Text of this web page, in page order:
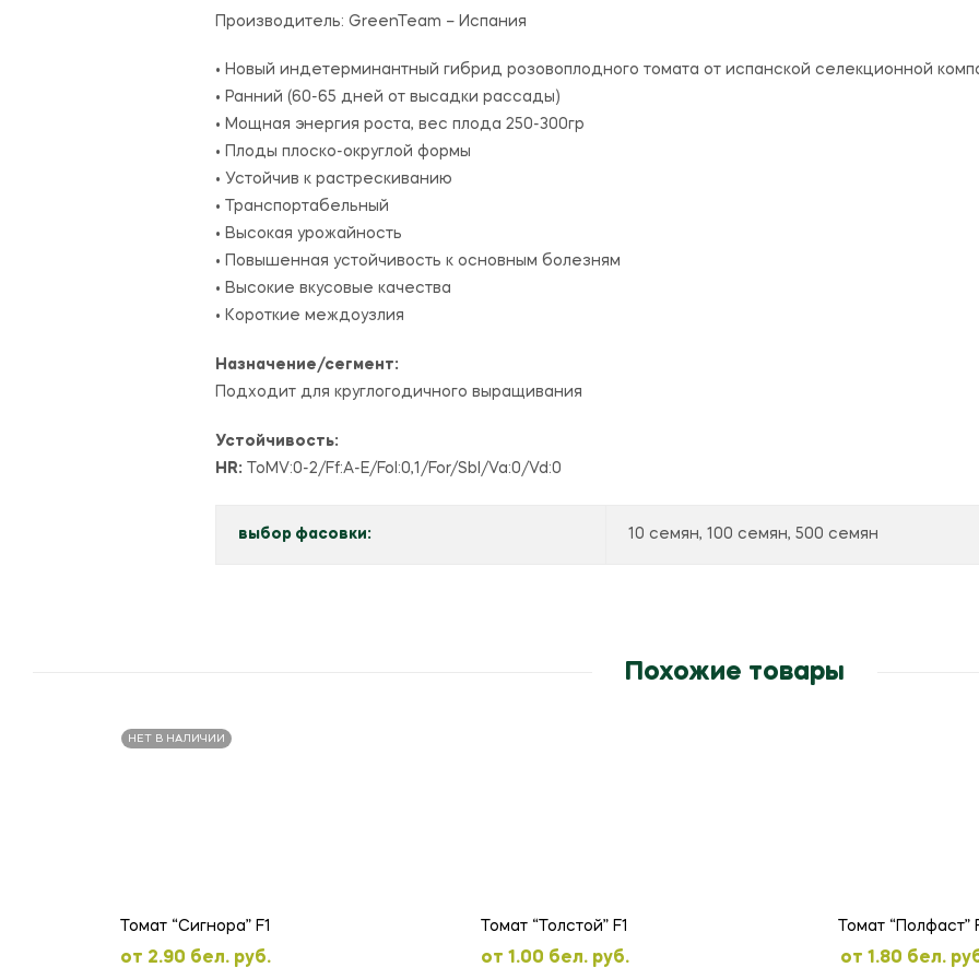
Производитель: GreenTeam – Испания
• Новый индетерминантный гибрид розовоплодного томата от испанской селекционной
• Ранний (60-65 дней от высадки рассады)
• Мощная энергия роста, вес плода 250-300гр
• Плоды плоско-округлой формы
• Устойчив к растрескиванию
• Транспортабельный
• Высокая урожайность
• Повышенная устойчивость к основным болезням
• Высокие вкусовые качества
• Короткие междоузлия
Назначение/сегмент:
Подходит для круглогодичного выращивания
Устойчивость:
HR: ToMV:0-2/Ff:A-E/Fol:0,1/For/Sbl/Va:0/Vd:0
выбор фасовки: 10 семян, 100 семян, 500 семян
Похожие товары
НЕТ В НАЛИЧИИ
Томат “Сигнора” F1
oт 2.90 бел. руб.
Томат “Толстой” F1
oт 1.00 бел. руб.
Томат “Полфаст”
oт 1.80 бел.